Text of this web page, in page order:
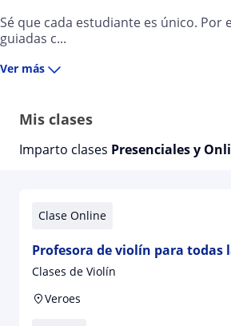
Sé que cada estudiante es único. Por
guiadas c...
Ver más
Mis clases
Imparto clases Presenciales y
Clase Online
Profesora de violín para todas
Clases de Violín
Veroes